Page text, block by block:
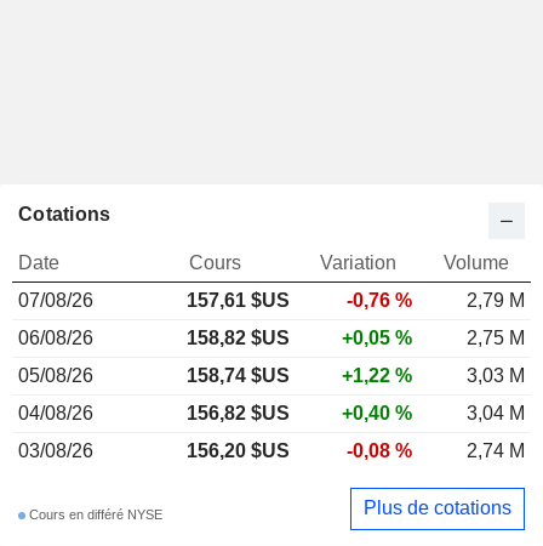
Cotations
Date Cours Variation
Volume
07/08/26
157,61 $US -0,76 %
2,79 M
06/08/26
158,82 $US +0,05 %
2,75 M
05/08/26
158,74 $US +1,22 %
3,03 M
04/08/26
156,82 $US +0,40 %
3,04 M
03/08/26
156,20 $US -0,08 % 2,74 M
Cours en différé NYSE Plus de cotations